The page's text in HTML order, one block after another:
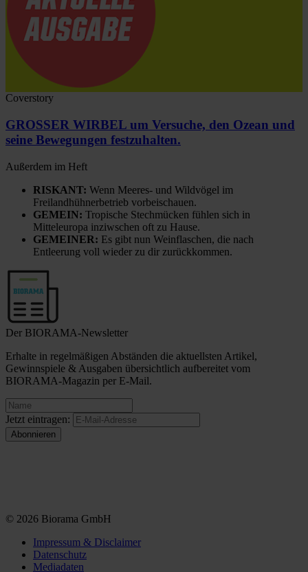
Coverstory
GROSSER WIRBEL um Versuche, den Ozean und
seine Bewegungen festzuhalten.
Außerdem im Heft
RISKANT: Wenn Meeres- und Wildvögel im
Freilandhühnerbetrieb vorbeischauen.
GEMEIN: Tropische Stechmücken fühlen sich in
Mitteleuropa inziwschen oft zu Hause.
GEMEINER: Es gibt nun Weinflaschen, die nach
Entleerung voll wieder zu dir zurückkommen.
Der BIORAMA-Newsletter
Erhalte in regelmäßigen Abständen die aktuellsten Artikel,
Gewinnspiele & Ausgaben übersichtlich aufbereitet vom
BIORAMA-Magazin per E-Mail.
Jetzt eintragen:
© 2026 Biorama GmbH
Impressum & Disclaimer
Datenschutz
Mediadaten